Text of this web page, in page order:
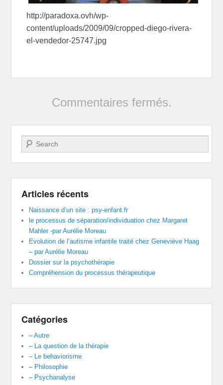
http://paradoxa.ovh/wp-
content/uploads/2009/09/cropped-diego-rivera-
el-vendedor-25747.jpg
Commentaires fermés.
Recherche
Articles récents
Naissance d’un site : psy-enfant.fr
le processus de séparation/individuation chez Margaret
Mahler -par Aurélie Moreau
Evolution de l’autisme infantile traité chez Geneviève Haag
– par Aurélie Moreau
Dossier sur la psychothérapie
Compréhension du processus thérapeutique
Catégories
– Autre
– La question de la thérapie
– Le behaviorisme
– Philosophie
– Psychanalyse